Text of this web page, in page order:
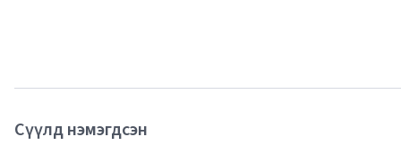
Сүүлд нэмэгдсэн